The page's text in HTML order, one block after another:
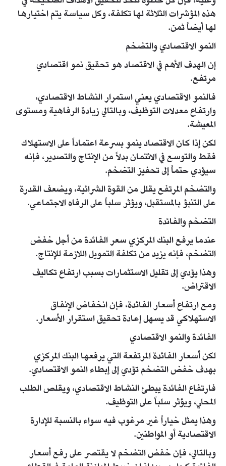
هذه المؤشرات الثلاثة لها تكلفة، وكل سياسة يتم اختيارها
لها أيضاً ثمن.
النمو الاقتصادي والتضخم
إن الهدف الأهم في الاقتصاد هو تحقيق نمو اقتصادي
مرتفع.
فالنمو الاقتصادي يعني استمرار النشاط الاقتصادي،
وارتفاع معدلات التوظيف، وبالتالي زيادة الرفاهية ومستوى
المعيشة.
لكن إذا كان الاقتصاد ينمو بسرعة اعتماداً على الاستهلاك
فقط والتوسع في الائتمان بدلاً من الإنتاج والتصدير، فإنه
سيؤدي حتماً إلى تحفيز التضخم.
والتضخم المرتفع يقلل من القوة الشرائية، ويضعف القدرة
على التنبؤ بالمستقبل، ويؤثر سلباً على الرفاه الاجتماعي.
التضخم والفائدة
عندما يرفع البنك المركزي سعر الفائدة من أجل خفض
التضخم، فإنه يزيد من تكلفة التمويل اللازمة للإنتاج.
وهذا يؤدي إلى تقليل الاستثمارات بسبب ارتفاع تكاليف
الاقتراض.
ومع ارتفاع أسعار الفائدة، فإن انخفاض الإنفاق
الاستهلاكي قد يسهل إعادة تحقيق استقرار الأسعار.
الفائدة والنمو الاقتصادي
لكن أسعار الفائدة المرتفعة التي يرفعها البنك المركزي
بهدف خفض التضخم تؤدي إلى إبطاء النمو الاقتصادي.
فارتفاع الفائدة يبطئ النشاط الاقتصادي، ويقلص الطلب
المحلي، ويؤثر سلباً على التوظيف.
وهذا يمثل خياراً غير مرغوب فيه سواء بالنسبة للإدارة
الاقتصادية أو المواطنين.
وبالتالي، فإن خفض التضخم لا يقتصر على رفع أسعار